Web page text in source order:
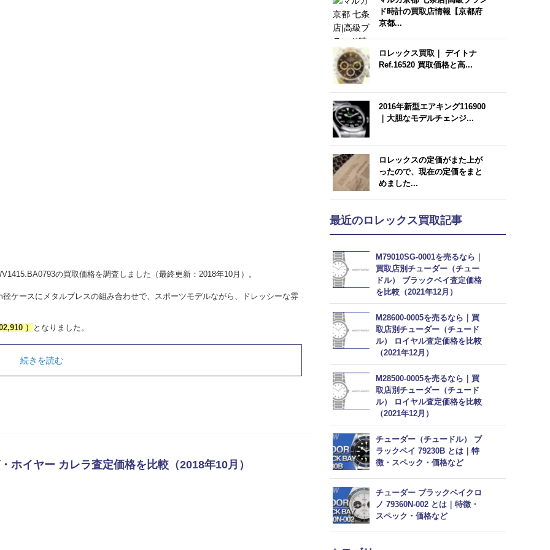
の買取価格を調査しました（最終更新：2018年10月）。
ケースにメタルブレスの組み合わせで、スポーツモデルながら、ドレッシーな雰
） となりました。
続きを読む
イヤー カレラ査定価格を比較（2018年10月）
ド時計の買取店情報【京都府
京都...
ロレックス買取｜ デイトナ
Ref.16520 買取価格と高...
2016年新型エアキング116900
｜大胆なモデルチェンジ...
ロレックスの定価がまた上が
ったので、現在の定価をまと
めました...
最近のロレックス買取記事
M79010SG-0001を売るなら｜
買取店別チューダー（チュー
ドル） ブラックベイ査定価格
を比較（2021年12月）
M28600-0005を売るなら｜買
取店別チューダー（チュード
ル） ロイヤル査定価格を比較
（2021年12月）
M28500-0005を売るなら｜買
取店別チューダー（チュード
ル） ロイヤル査定価格を比較
（2021年12月）
チューダー（チュードル） ブ
ラックベイ 79230B とは｜特
徴・スペック・価格など
チューダー ブラックベイクロ
ノ 79360N-002 とは｜特徴・
スペック・価格など